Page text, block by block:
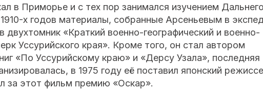
в Приморье и с тех пор занимался изучением Дальнего
х годов материалы, собранные Арсеньевым в
двухтомник «Краткий военно-географический и военно-
Уссурийского края». Кроме того, он стал автором
«По Уссурийскому краю» и «Дерсу Узала», последняя
в 1975 году её поставил японский
за этот фильм премию «Оскар».